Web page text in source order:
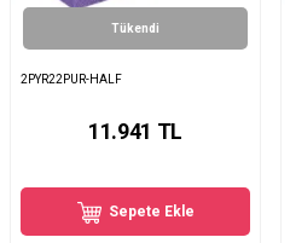
Tükendi
2PYR22PUR-HALF
11.941 TL
Sepete Ekle